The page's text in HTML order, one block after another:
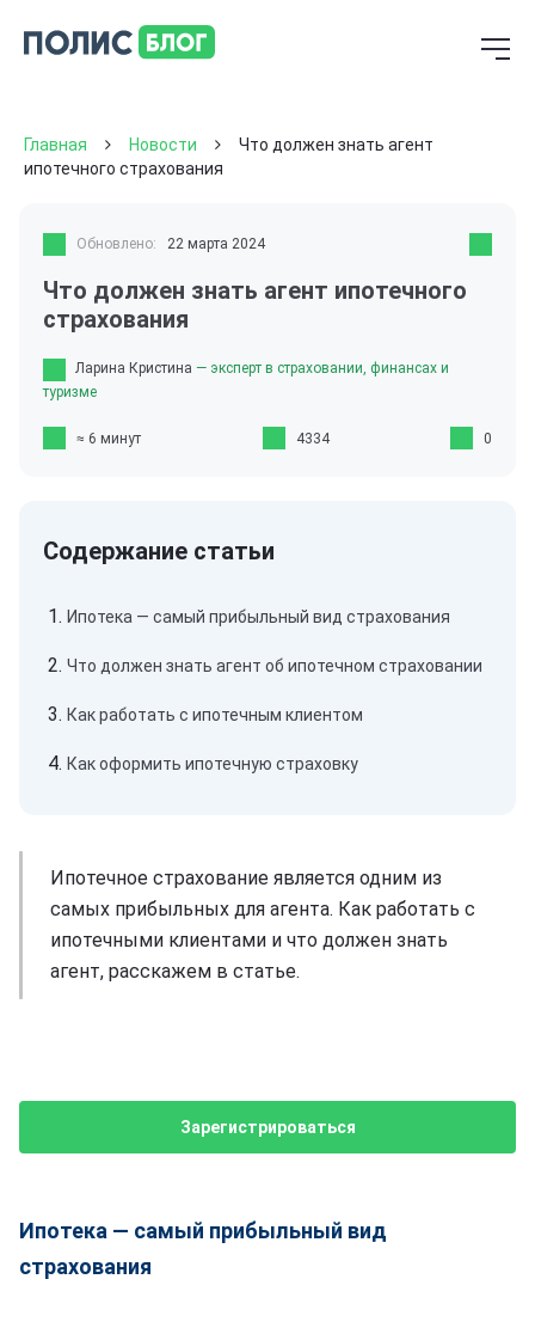
Главная Новости
Что должен знать агент
ипотечного страхования
Обновлено: 22 марта 2024
Что должен знать агент ипотечного
страхования
Ларина Кристина — эксперт в страховании, финансах и
туризме
≈ 6 минут 4334 0
Ипотека — самый прибыльный вид страхования
Что должен знать агент об ипотечном страховании
Как работать с ипотечным клиентом
Как оформить ипотечную страховку
Ипотечное страхование является одним из
самых прибыльных для агента. Как работать с
ипотечными клиентами и что должен знать
агент, расскажем в статье.
Зарегистрироваться
Ипотека — самый прибыльный вид
страхования